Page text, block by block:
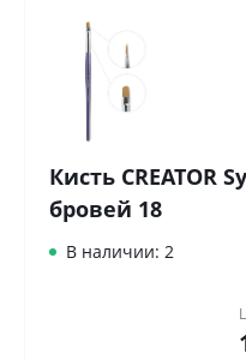
Кисть CREATOR
бровей 18
В наличии: 2